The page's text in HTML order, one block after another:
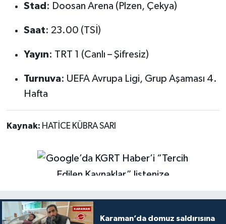
Stad : Doosan Arena (Plzen, Çekya)
Saat: 23.00 (TSİ)
Yayın: TRT 1 (Canlı – Şifresiz)
Turnuva: UEFA Avrupa Ligi, Grup Aşaması 4.
Hafta
Kaynak: HATİCE KÜBRA SARI
Karaman’da domuz saldırısına